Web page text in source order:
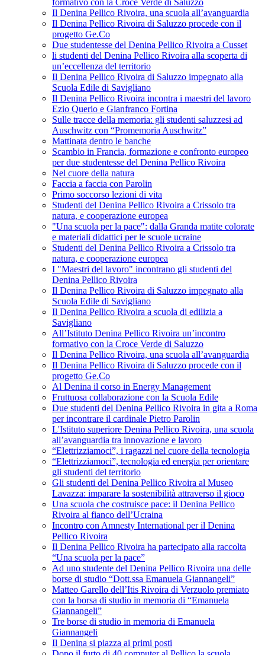
formativo con la Croce Verde di Saluzzo
Il Denina Pellico Rivoira, una scuola all’avanguardia
Il Denina Pellico Rivoira di Saluzzo procede con il
progetto Ge.Co
Due studentesse del Denina Pellico Rivoira a Cusset
li studenti del Denina Pellico Rivoira alla scoperta di
un’eccellenza del territorio
Il Denina Pellico Rivoira di Saluzzo impegnato alla
Scuola Edile di Savigliano
Il Denina Pellico Rivoira incontra i maestri del lavoro
Ezio Querio e Gianfranco Fortina
Sulle tracce della memoria: gli studenti saluzzesi ad
Auschwitz con “Promemoria Auschwitz”
Mattinata dentro le banche
Scambio in Francia, formazione e confronto europeo
per due studentesse del Denina Pellico Rivoira
Nel cuore della natura
Faccia a faccia con Parolin
Primo soccorso lezioni di vita
Studenti del Denina Pellico Rivoira a Crissolo tra
natura, e cooperazione europea
"Una scuola per la pace": dalla Granda matite colorate
e materiali didattici per le scuole ucraine
Studenti del Denina Pellico Rivoira a Crissolo tra
natura, e cooperazione europea
I "Maestri del lavoro" incontrano gli studenti del
Denina Pellico Rivoira
Il Denina Pellico Rivoira di Saluzzo impegnato alla
Scuola Edile di Savigliano
Il Denina Pellico Rivoira a scuola di edilizia a
Savigliano
All’Istituto Denina Pellico Rivoira un’incontro
formativo con la Croce Verde di Saluzzo
Il Denina Pellico Rivoira, una scuola all’avanguardia
Il Denina Pellico Rivoira di Saluzzo procede con il
progetto Ge.Co
Al Denina il corso in Energy Management
Fruttuosa collaborazione con la Scuola Edile
Due studenti del Denina Pellico Rivoira in gita a Roma
per incontrare il cardinale Pietro Parolin
L'Istituto superiore Denina Pellico Rivoira, una scuola
all’avanguardia tra innovazione e lavoro
“Elettrizziamoci”, i ragazzi nel cuore della tecnologia
“Elettrizziamoci”, tecnologia ed energia per orientare
gli studenti del territorio
Gli studenti del Denina Pellico Rivoira al Museo
Lavazza: imparare la sostenibilità attraverso il gioco
Una scuola che costruisce pace: il Denina Pellico
Rivoira al fianco dell’Ucraina
Incontro con Amnesty International per il Denina
Pellico Rivoira
Il Denina Pellico Rivoira ha partecipato alla raccolta
“Una scuola per la pace”
Ad uno studente del Denina Pellico Rivoira una delle
borse di studio “Dott.ssa Emanuela Giannangeli”
Matteo Garello dell’Itis Rivoira di Verzuolo premiato
con la borsa di studio in memoria di “Emanuela
Giannangeli”
Tre borse di studio in memoria di Emanuela
Giannangeli
Il Denina si piazza ai primi posti